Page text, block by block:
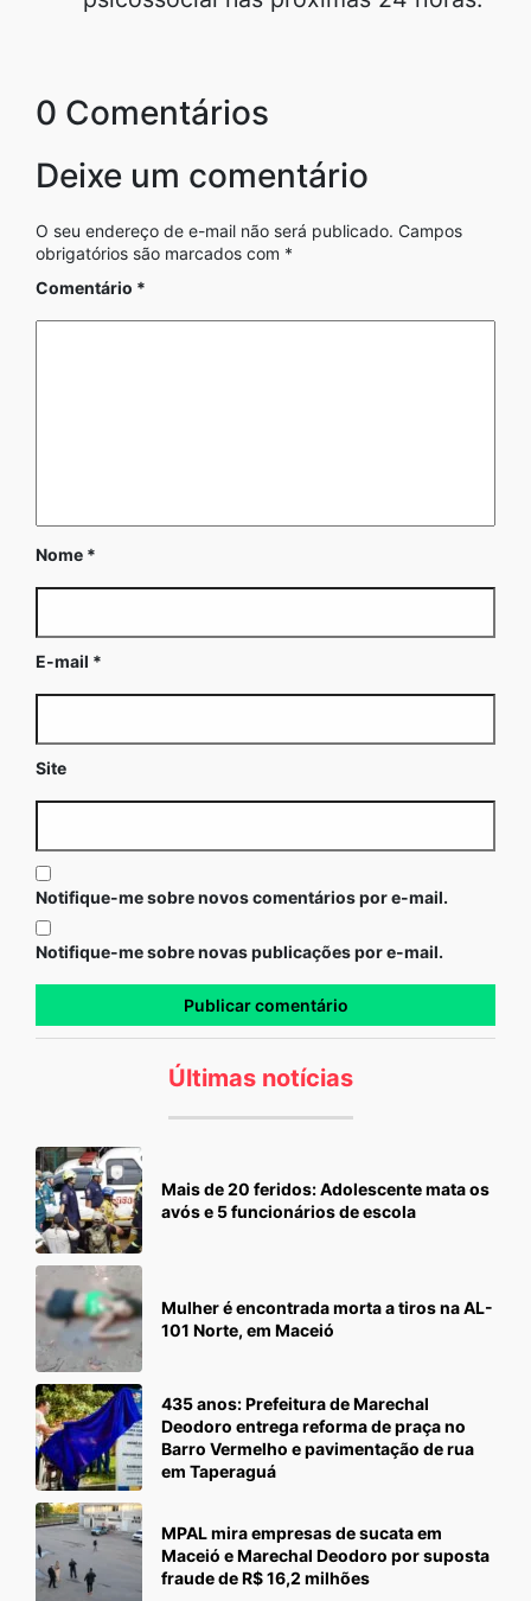
0 Comentários
Deixe um comentário
O seu endereço de e-mail não será publicado. Campos
obrigatórios são marcados com *
Comentário *
Nome *
E-mail *
Site
Notifique-me sobre novos comentários por e-mail.
Notifique-me sobre novas publicações por e-mail.
Últimas notícias
Mais de 20 feridos: Adolescente mata os
avós e 5 funcionários de escola
Mulher é encontrada morta a tiros na AL-
101 Norte, em Maceió
435 anos: Prefeitura de Marechal
Deodoro entrega reforma de praça no
Barro Vermelho e pavimentação de rua
em Taperaguá
MPAL mira empresas de sucata em
Maceió e Marechal Deodoro por suposta
fraude de R$ 16,2 milhões